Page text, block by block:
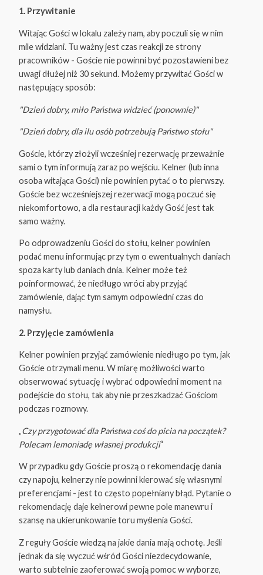
1. Przywitanie
Witając Gości w lokalu zależy nam, aby poczuli się w nim
mile widziani. Tu ważny jest czas reakcji ze strony
pracowników - Goście nie powinni być pozostawieni bez
uwagi dłużej niż 30 sekund. Możemy przywitać Gości w
następujący sposób:
"Dzień dobry, miło Państwa widzieć (ponownie)"
"Dzień dobry, dla ilu osób potrzebują Państwo stołu"
Goście, którzy złożyli wcześniej rezerwację przeważnie
sami o tym informują zaraz po wejściu. Kelner (lub inna
osoba witająca Gości) nie powinien pytać o to pierwszy.
Goście bez wcześniejszej rezerwacji mogą poczuć się
niekomfortowo, a dla restauracji każdy Gość jest tak
samo ważny.
Po odprowadzeniu Gości do stołu, kelner powinien
podać menu informując przy tym o ewentualnych daniach
spoza karty lub daniach dnia. Kelner może też
poinformować, że niedługo wróci aby przyjąć
zamówienie, dając tym samym odpowiedni czas do
namysłu.
2. Przyjęcie zamówienia
Kelner powinien przyjąć zamówienie niedługo po tym, jak
Goście otrzymali menu. W miarę możliwości warto
obserwować sytuację i wybrać odpowiedni moment na
podejście do stołu, tak aby nie przeszkadzać Gościom
podczas rozmowy.
„Czy przygotować dla Państwa coś do picia na początek?
Polecam lemoniadę własnej produkcji“
W przypadku gdy Goście proszą o rekomendację dania
czy napoju, kelnerzy nie powinni kierować się własnymi
preferencjami - jest to często popełniany błąd. Pytanie o
rekomendację daje kelnerowi pewne pole manewru i
szansę na ukierunkowanie toru myślenia Gości.
Z reguły Goście wiedzą na jakie dania mają ochotę. Jeśli
jednak da się wyczuć wśród Gości niezdecydowanie,
warto subtelnie zaoferować swoją pomoc w wyborze,